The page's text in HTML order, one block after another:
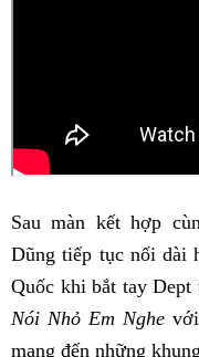
Sau màn kết hợp
Dũng tiếp tục nối dài
Quốc khi bắt tay Dept
Nói Nhỏ Em Nghevới
mang đến những